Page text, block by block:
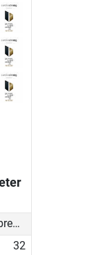
Magnetbremse (elektronisch)
32